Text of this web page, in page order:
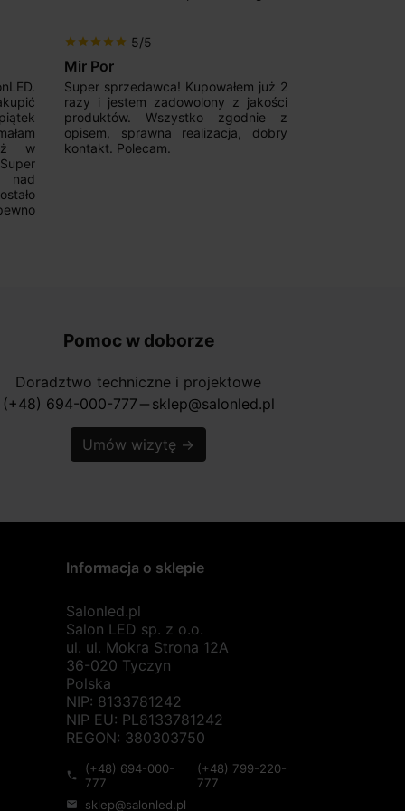
w
nad
star star star star star 5/5
Mir Por
Super sprzedawca! Kupowałem już 2
razy i jestem zadowolony z jakości
produktów. Wszystko zgodnie z
opisem, sprawna realizacja, dobry
kontakt. Polecam.
Pomoc w doborze
Doradztwo techniczne i projektowe
(+48) 694-000-777 horizontal_rule sklep@salonled.pl
Umów wizytę →
Informacja o sklepie
Salonled.pl
Salon LED sp. z o.o.
ul. ul. Mokra Strona 12A
36-020 Tyczyn
Polska
NIP: 8133781242
NIP EU: PL8133781242
REGON: 380303750
phone
(+48) 694-000-
777
(+48) 799-220-
777
mail sklep@salonled.pl